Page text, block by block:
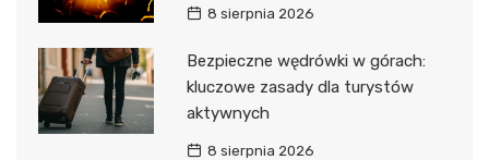
8 sierpnia 2026
Bezpieczne wędrówki w górach:
kluczowe zasady dla turystów
aktywnych
8 sierpnia 2026